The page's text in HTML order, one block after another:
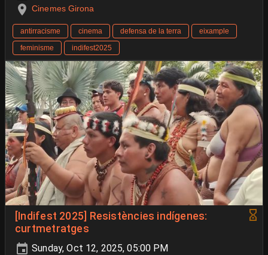
Cinemes Girona
antirracisme cinema defensa de la terra
eixample
feminisme
indifest2025
[Indifest 2025] Resistències indígenes:
curtmetratges
Sunday, Oct 12, 2025, 05:00 PM